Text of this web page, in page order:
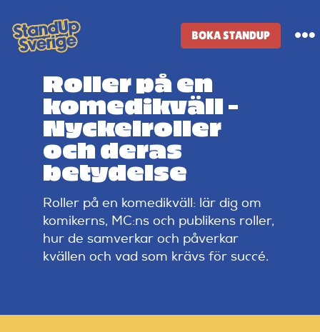
to
content
BOKA STANDUP
Standup-butik
Komiker
Lineup
Tidigare lineup
Roller på en
komedikväll –
Nyckelroller
och deras
betydelse
Roller på en komedikväll: lär dig om
komikerns, MC:ns och publikens roller,
hur de samverkar och påverkar
kvällen och vad som krävs för succé.